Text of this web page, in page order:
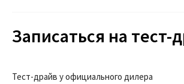
Записаться на тест-
Тест-драйв у официального дилера